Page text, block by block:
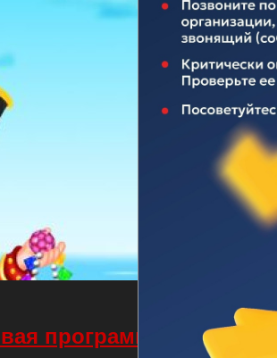
программа "Будем